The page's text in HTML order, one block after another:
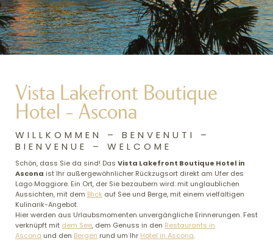
Vista Lakefront Boutique
Hotel – Ascona
WILLKOMMEN – BENVENUTI –
BIENVENUE – WELCOME
Schön, dass Sie da sind! Das Vista Lakefront Boutique Hotel in
Ascona ist Ihr außergewöhnlicher Rückzugsort direkt am Ufer des
Lago Maggiore. Ein Ort, der Sie bezaubern wird: mit unglaublichen
Aussichten, mit dem Blick auf See und Berge, mit einem vielfältigen
Kulinarik-Angebot.
Hier werden aus Urlaubsmomenten unvergängliche Erinnerungen. Fest
verknüpft mit dem See, dem Genuss in den Restaurants in
Ascona und den Bergen rund um Ihr Hotel in Ascona.